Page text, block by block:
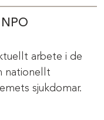
arbete i de
nationellt
sjukdomar.